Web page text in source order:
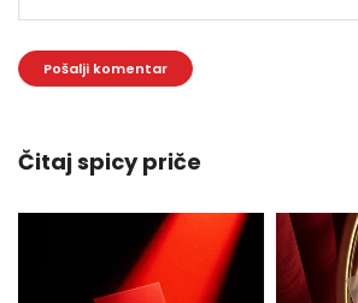
Čitaj spicy priče